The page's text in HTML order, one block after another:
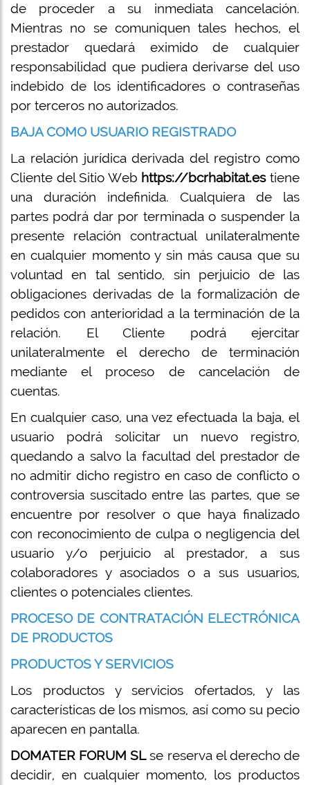
de proceder a su inmediata cancelación.
Mientras no se comuniquen tales hechos, el
prestador quedará eximido de cualquier
responsabilidad que pudiera derivarse del uso
indebido de los identificadores o contraseñas
por terceros no autorizados.
BAJA COMO USUARIO REGISTRADO
La relación jurídica derivada del registro como
Cliente del Sitio Web https://bcrhabitat.estiene
una duración indefinida. Cualquiera de las
partes podrá dar por terminada o suspender la
presente relación contractual unilateralmente
en cualquier momento y sin más causa que su
voluntad en tal sentido, sin perjuicio de las
obligaciones derivadas de la formalización de
pedidos con anterioridad a la terminación de la
relación. El Cliente podrá ejercitar
unilateralmente el derecho de terminación
mediante el proceso de cancelación de
cuentas.
En cualquier caso, una vez efectuada la baja, el
usuario podrá solicitar un nuevo registro,
quedando a salvo la facultad del prestador de
no admitir dicho registro en caso de conflicto o
controversia suscitado entre las partes, que se
encuentre por resolver o que haya finalizado
con reconocimiento de culpa o negligencia del
usuario y/o perjuicio al prestador, a sus
colaboradores y asociados o a sus usuarios,
clientes o potenciales clientes.
PROCESO DE CONTRATACIÓN ELECTRÓNICA
DE PRODUCTOS
PRODUCTOS Y SERVICIOS
Los productos y servicios ofertados, y las
características de los mismos, así como su pecio
aparecen en pantalla.
DOMATER FORUM SLse reserva el derecho de
decidir, en cualquier momento, los productos